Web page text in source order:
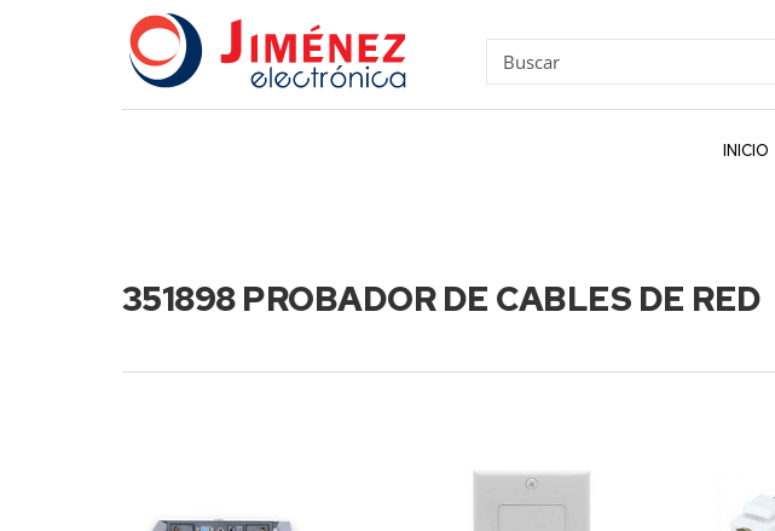
INICIO
351898 PROBADOR DE CABLES DE RED